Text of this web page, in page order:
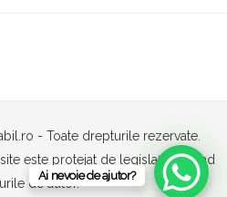
- Toate drepturile rezervate.
este protejat de legislația privind
de autor.
Ai nevoie de ajutor?